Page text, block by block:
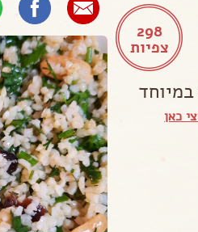
298
צפיות
כאן